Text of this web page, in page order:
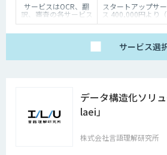
サービスはOCR、翻
訳、審査の各サービス
の基本使用料＋ポイン
100,000円/月
10,000ポイント単位で
事前デポジット
・各サービス毎の利用
ポイントは以下の通り
OCR 5ポイン
翻訳 1ポイン
スタートアップサ
ス 400,000円より
途個別見積）
サービス選
データ構造化ソリ
laei」
株式会社言語理解研究所